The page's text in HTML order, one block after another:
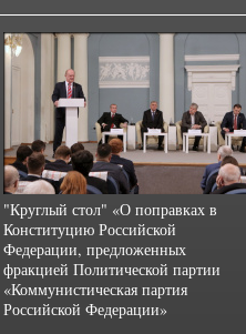
"Круглый стол" «О поправках в
Конституцию Российской
Федерации, предложенных
фракцией Политической партии
«Коммунистическая партия
Российской Федерации»